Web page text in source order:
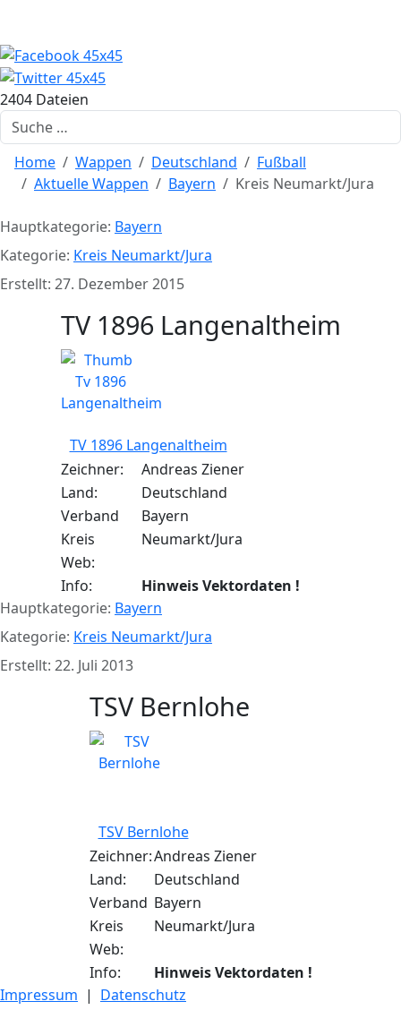
2404 Dateien
Suchen
Home Wappen Deutschland
Fußball
Aktuelle Wappen
Bayern Kreis Neumarkt/Jura
Hauptkategorie: Bayern
Kategorie: Kreis Neumarkt/Jura
Erstellt: 27. Dezember 2015
TV 1896 Langenaltheim
TV 1896 Langenaltheim
Zeichner:
Andreas Ziener
Land:
Deutschland
Verband
Bayern
Kreis
Neumarkt/Jura
Web:
Info:
Hinweis Vektordaten !
Hauptkategorie: Bayern
Kategorie: Kreis Neumarkt/Jura
Erstellt: 22. Juli 2013
TSV Bernlohe
TSV Bernlohe
Zeichner:Andreas Ziener
Land:
Deutschland
Verband Bayern
Kreis
Neumarkt/Jura
Web:
Info:
Hinweis Vektordaten !
Impressum | Datenschutz